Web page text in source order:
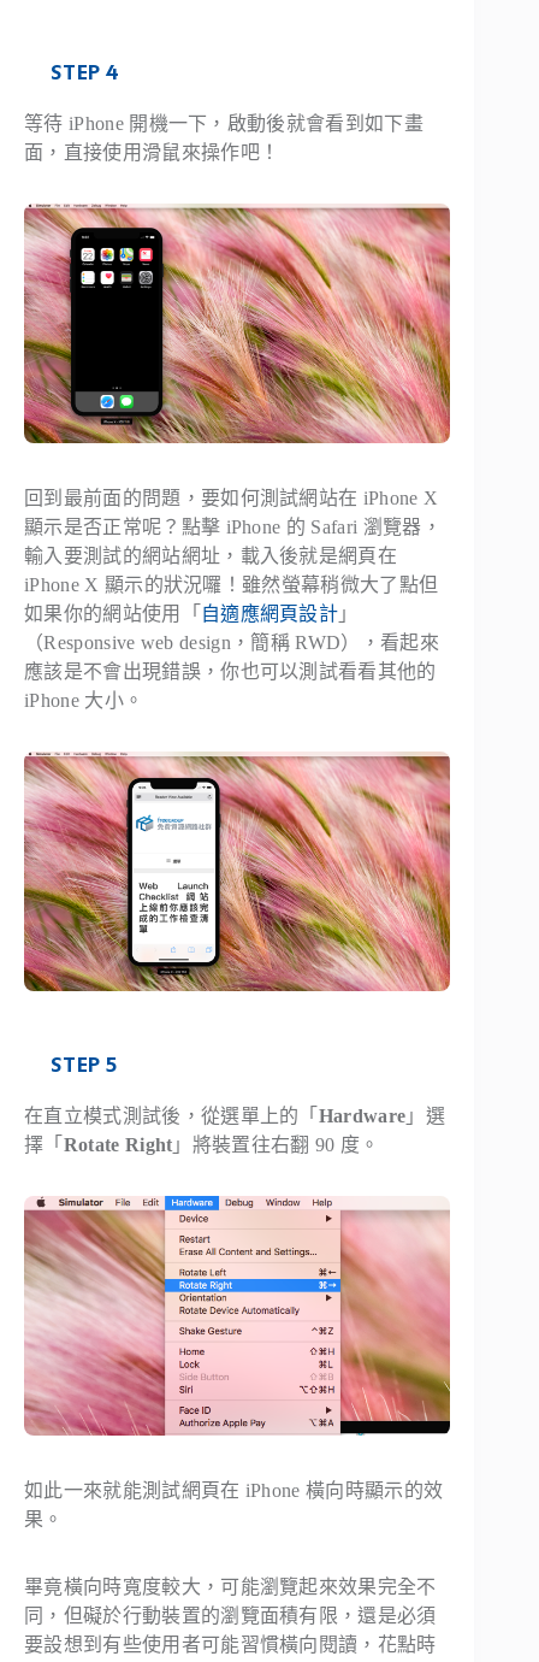
STEP 4
等待 iPhone 開機一下，啟動後就會看到如下畫
面，直接使用滑鼠來操作吧！
回到最前面的問題，要如何測試網站在 iPhone X
顯示是否正常呢？點擊 iPhone 的 Safari 瀏覽器，
輸入要測試的網站網址，載入後就是網頁在
iPhone X 顯示的狀況囉！雖然螢幕稍微大了點但
如果你的網站使用「 自適應網頁設計 」
（Responsive web design，簡稱 RWD），看起來
應該是不會出現錯誤，你也可以測試看看其他的
iPhone 大小。
STEP 5
在直立模式測試後，從選單上的「 Hardware 」選
擇「 Rotate Right 」將裝置往右翻 90 度。
如此一來就能測試網頁在 iPhone 橫向時顯示的效
果。
畢竟橫向時寬度較大，可能瀏覽起來效果完全不
同，但礙於行動裝置的瀏覽面積有限，還是必須
要設想到有些使用者可能習慣橫向閱讀，花點時